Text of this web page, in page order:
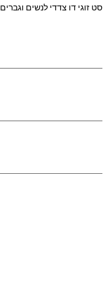
סט זוגי דו צדדי לנשים וגברים